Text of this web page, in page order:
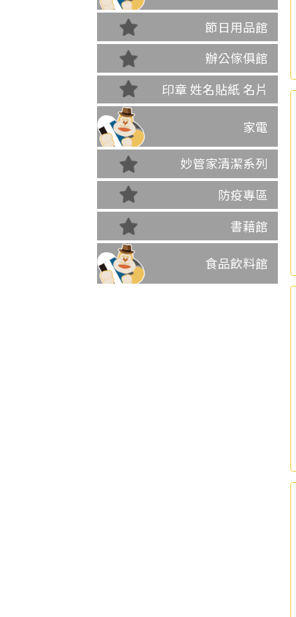
節日用品館
辦公傢俱館
印章 姓名貼紙 名片
家電
妙管家清潔系列
防疫專區
書藉館
食品飲料館